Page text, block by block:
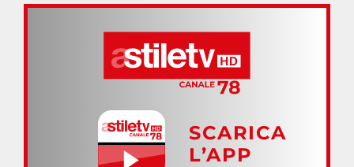
SCARICA
L’APP